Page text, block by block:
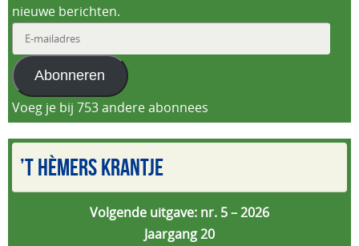
nieuwe berichten.
mailadres
Abonneren
Voeg je bij 753 andere abonnees
’T HÈMERS KRANTJE
Volgende uitgave: nr. 5 – 2026
Jaargang 20